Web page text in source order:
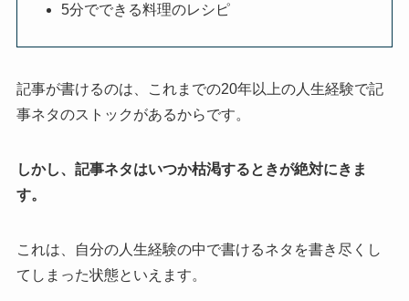
5分でできる料理のレシピ
記事が書けるのは、これまでの20年以上の人生経験で記
事ネタのストックがあるからです。
しかし、記事ネタはいつか枯渇するときが絶対にきま
す。
これは、自分の人生経験の中で書けるネタを書き尽くし
てしまった状態といえます。